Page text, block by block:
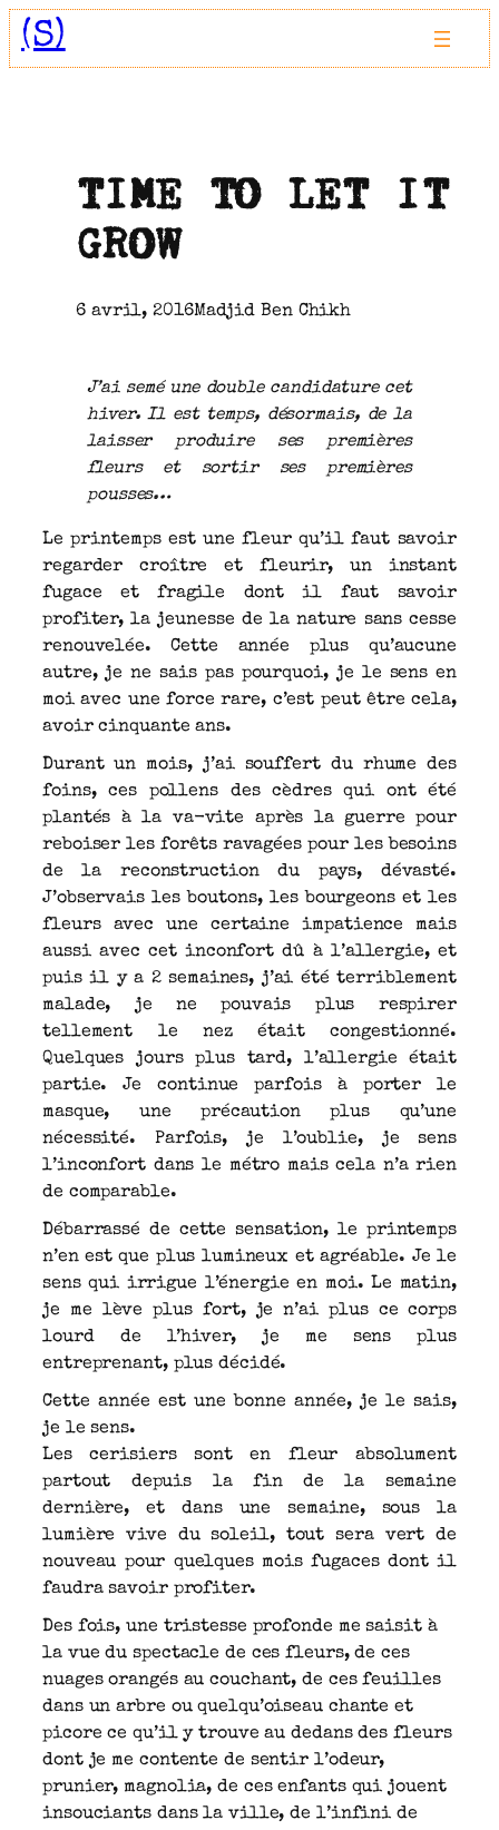
Aller
au(S)
TIME TO LET IT
GROW
6 avril, 2016Madjid Ben Chikh
J’ai semé une double candidature cet
hiver. Il est temps, désormais, de la
laisser produire ses premières
fleurs et sortir ses premières
pousses…
Le printemps est une fleur qu’il faut savoir
regarder croître et fleurir, un instant
fugace et fragile dont il faut savoir
profiter, la jeunesse de la nature sans cesse
renouvelée. Cette année plus qu’aucune
autre, je ne sais pas pourquoi, je le sens en
moi avec une force rare, c’est peut être cela,
avoir cinquante ans.
Durant un mois, j’ai souffert du rhume des
foins, ces pollens des cèdres qui ont été
plantés à la va-vite après la guerre pour
reboiser les forêts ravagées pour les besoins
de la reconstruction du pays, dévasté.
J’observais les boutons, les bourgeons et les
fleurs avec une certaine impatience mais
aussi avec cet inconfort dû à l’allergie, et
puis il y a 2 semaines, j’ai été terriblement
malade, je ne pouvais plus respirer
tellement le nez était congestionné.
Quelques jours plus tard, l’allergie était
partie. Je continue parfois à porter le
masque, une précaution plus qu’une
nécessité. Parfois, je l’oublie, je sens
l’inconfort dans le métro mais cela n’a rien
de comparable.
Débarrassé de cette sensation, le printemps
n’en est que plus lumineux et agréable. Je le
sens qui irrigue l’énergie en moi. Le matin,
je me lève plus fort, je n’ai plus ce corps
lourd de l’hiver, je me sens plus
entreprenant, plus décidé.
Cette année est une bonne année, je le sais,
je le sens.
Les cerisiers sont en fleur absolument
partout depuis la fin de la semaine
dernière, et dans une semaine, sous la
lumière vive du soleil, tout sera vert de
nouveau pour quelques mois fugaces dont il
faudra savoir profiter.
Des fois, une tristesse profonde me saisit à
la vue du spectacle de ces fleurs, de ces
nuages orangés au couchant, de ces feuilles
dans un arbre ou quelqu’oiseau chante et
picore ce qu’il y trouve au dedans des fleurs
dont je me contente de sentir l’odeur,
prunier, magnolia, de ces enfants qui jouent
insouciants dans la ville, de l’infini de